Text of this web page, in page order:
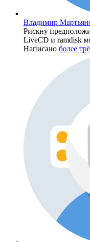
Владимир
Рискну
LiveCD и ramdisk
Написано более